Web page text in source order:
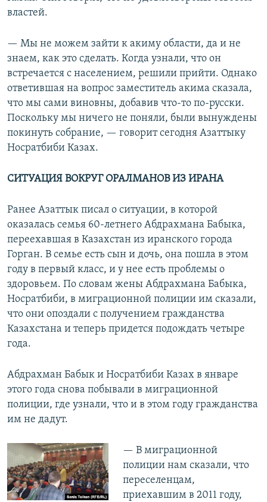
властей.
— Мы не можем зайти к акиму области, да и не
знаем, как это сделать. Когда узнали, что он
встречается с населением, решили прийти. Однако
ответившая на вопрос заместитель акима сказала,
что мы сами виновны, добавив что-то по-русски.
Поскольку мы ничего не поняли, были вынуждены
покинуть собрание, — говорит сегодня Азаттыку
Носратбиби Казах.
СИТУАЦИЯ ВОКРУГ ОРАЛМАНОВ ИЗ ИРАНА
Ранее Азаттык писал о ситуации, в которой
оказалась семья 60-летнего Абдрахмана Бабыка,
переехавшая в Казахстан из иранского города
Горган. В семье есть сын и дочь, она пошла в этом
году в первый класс, и у нее есть проблемы о
здоровьем. По словам жены Абдрахмана Бабыка,
Носратбиби, в миграционной полиции им сказали,
что они опоздали с получением гражданства
Казахстана и теперь придется подождать четыре
года.
Абдрахман Бабык и Носратбиби Казах в январе
этого года снова побывали в миграционной
полиции, где узнали, что и в этом году гражданства
им не дадут.
— В миграционной
полиции нам сказали, что
переселенцам,
приехавшим в 2011 году,